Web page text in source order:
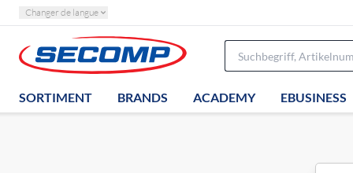
Changer de langue
SORTIMENT BRANDS ACADEMY EBUSINESS